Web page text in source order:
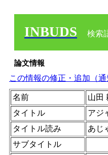
INBUDS 検索
論文情報
この情報の修正・追加（通
名前
山田
タイトル
アジ
タイトル読み
あじ
サブタイトル